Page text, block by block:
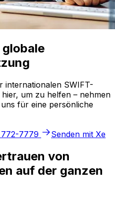
internationalen SWIFT-
um zu helfen – nehmen
für eine persönliche
7779
Senden mit Xe
von
auf der ganzen